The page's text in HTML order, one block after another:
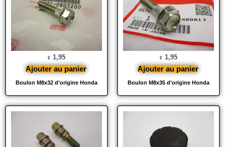
Boulon M8x32 d’origine Honda
€ 1,95
Ajouter au panier
Boulon M8x35 d’origine Honda
€ 1,95
Ajouter au panier